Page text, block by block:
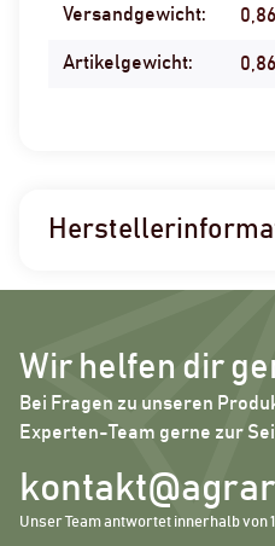
Produkteigenschaft
Wert
Versandgewicht:
Artikelgewicht: 0,86
Wir helfen dir
Bei Fragen zu unseren
Experten-Team gerne zur
Unser Team antwortet innerhalb von